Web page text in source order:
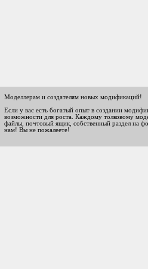
Моделлерам и создателям новых модификаций!
Если у вас есть богатый опыт в создании
возможности для роста. Каждому толковому
файлы, почтовый ящик, собственный раздел на
нам! Вы не пожалеете!